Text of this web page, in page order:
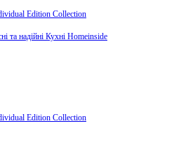
Edition Collection
та надійні Кухні Homeinside
Edition Collection